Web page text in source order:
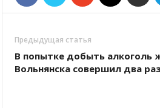
Предыдущая статья
В попытке добыть алкоголь
Вольнянска совершил два